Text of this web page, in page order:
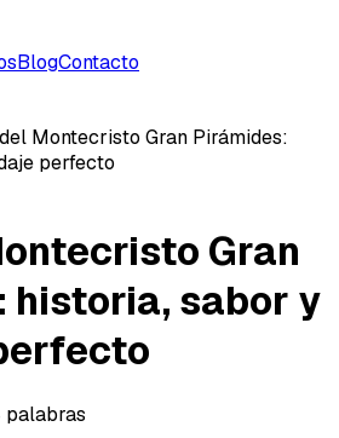
BlogContacto
Montecristo Gran Pirámides:
perfecto
Gran
historia, sabor y
palabras